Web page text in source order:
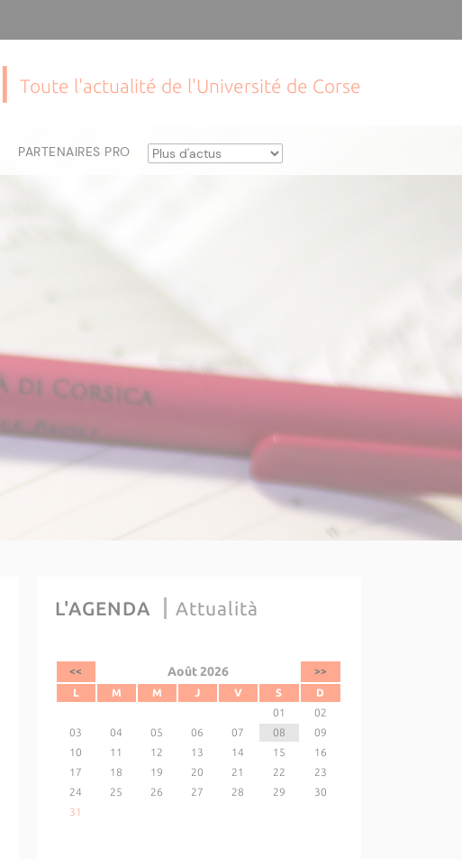
Toute l'actualité de l'Université de Corse
PARTENAIRES PRO
L'AGENDA Attualità
<< Août 2026
>>
L
M M J V S
D
01
02
03
04 05 06 07 08
09
10
11 12 13 14 15
16
17
18 19 20 21 22
23
24
25 26 27 28 29
30
31